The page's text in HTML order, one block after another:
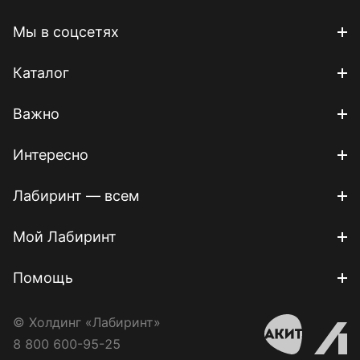
Мы в соцсетях
Каталог
Важно
Интересно
Лабиринт — всем
Мой Лабиринт
Помощь
© Холдинг «Лабиринт»
8 800 600-95-25